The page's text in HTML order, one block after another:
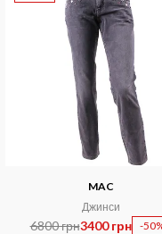
MAC
Джинси
6800 грн3400 грн -